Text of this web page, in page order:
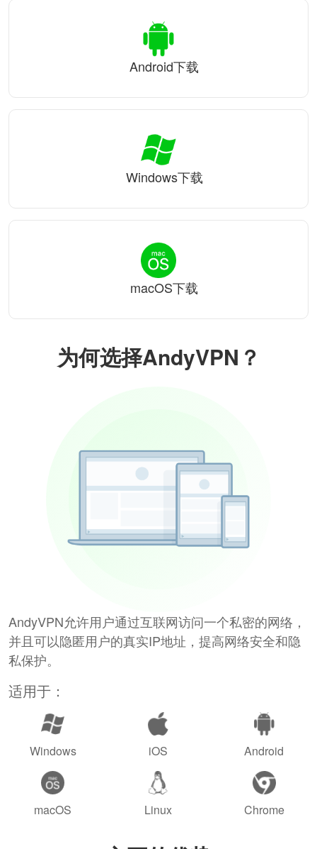
为何选择AndyVPN？
AndyVPN允许用户通过互联网访问一个私密的网络，
并且可以隐匿用户的真实IP地址，提高网络安全和隐
私保护。
适用于：
Windows iOS Android
macOS Linux Chrome
Android下载
Windows下载
macOS下载